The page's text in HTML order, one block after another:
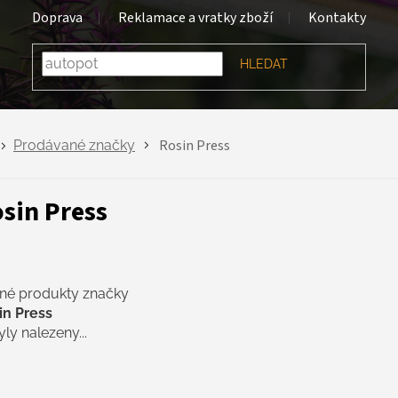
Doprava Reklamace a vratky zboží Kontakty
HLEDAT
Prodávané značky Rosin Press
Press
produkty značky
Press
nalezeny...